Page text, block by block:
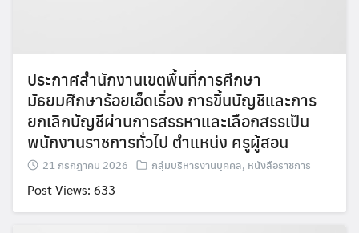
ประกาศสำนักงานเขตพื้นที่การศึกษา
มัธยมศึกษาร้อยเอ็ดเรื่อง การขึ้นบัญชีและการ
ยกเลิกบัญชีผ่านการสรรหาและเลือกสรรเป็น
พนักงานราชการทั่วไป ตำแหน่ง ครูผู้สอน
21 กรกฎาคม 2026 กลุ่มบริหารงานบุคคล, หนังสือราชการ
Post Views: 633